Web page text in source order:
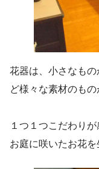
花器は、小さなも
ど様々な素材のもの
１つ１つこだわりが
お庭に咲いたお花を